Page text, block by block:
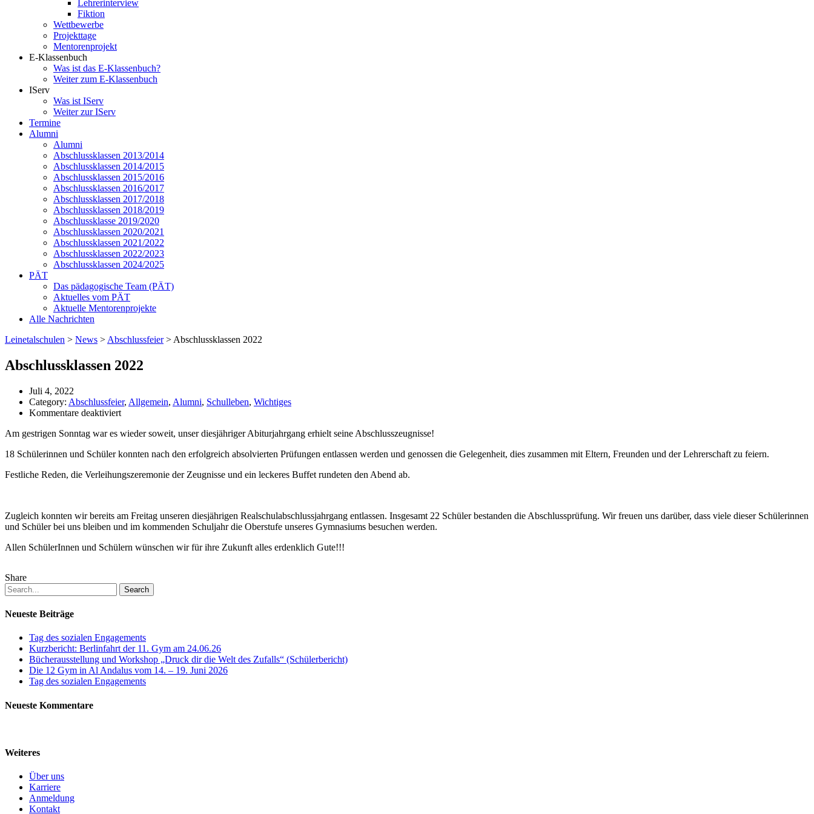
Lehrerinterview
Fiktion
Wettbewerbe
Projekttage
Mentorenprojekt
E-Klassenbuch
Was ist das E-Klassenbuch?
Weiter zum E-Klassenbuch
IServ
Was ist IServ
Weiter zur IServ
Termine
Alumni
Alumni
Abschlussklassen 2013/2014
Abschlussklassen 2014/2015
Abschlussklassen 2015/2016
Abschlussklassen 2016/2017
Abschlussklassen 2017/2018
Abschlussklassen 2018/2019
Abschlussklasse 2019/2020
Abschlussklassen 2020/2021
Abschlussklassen 2021/2022
Abschlussklassen 2022/2023
Abschlussklassen 2024/2025
PÄT
Das pädagogische Team (PÄT)
Aktuelles vom PÄT
Aktuelle Mentorenprojekte
Alle Nachrichten
Leinetalschulen > News > Abschlussfeier> Abschlussklassen 2022
Abschlussklassen 2022
Juli 4, 2022
Category: Abschlussfeier, Allgemein, Alumni, Schulleben, Wichtiges
Kommentare deaktiviertfür
2022
Am gestrigen Sonntag war es wieder soweit, unser diesjähriger Abiturjahrgang erhielt seine Abschlusszeugnisse!
18 Schülerinnen und Schüler konnten nach den erfolgreich absolvierten Prüfungen entlassen werden und genossen die Gelegenheit, dies zusammen mit Eltern, Freunden und der Lehrerschaft zu feiern.
Festliche Reden, die Verleihungszeremonie der Zeugnisse und ein leckeres Buffet rundeten den Abend ab.
Zugleich konnten wir bereits am Freitag unseren diesjährigen Realschulabschlussjahrgang entlassen. Insgesamt 22 Schüler bestanden die Abschlussprüfung. Wir freuen uns darüber, dass viele dieser Schülerinnen
und Schüler bei uns bleiben und im kommenden Schuljahr die Oberstufe unseres Gymnasiums besuchen werden.
Allen SchülerInnen und Schülern wünschen wir für ihre Zukunft alles erdenklich Gute!!!
Share
Search
Neueste Beiträge
Tag des sozialen Engagements
Kurzbericht: Berlinfahrt der 11. Gym am 24.06.26
Bücherausstellung und Workshop „Druck dir die Welt des Zufalls“ (Schülerbericht)
Die 12 Gym in Al Andalus vom 14. – 19. Juni 2026
Tag des sozialen Engagements
Neueste Kommentare
Weiteres
Über uns
Karriere
Anmeldung
Kontakt